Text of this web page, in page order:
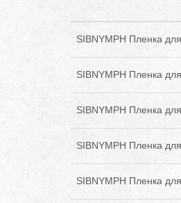
SIBNYMPH Пленка
SIBNYMPH Пленка
SIBNYMPH Пленка
SIBNYMPH Пленка
SIBNYMPH Пленка